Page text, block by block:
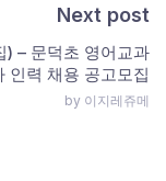
Next post
) – 문덕초 영어교과
인력 채용 공고모집
by 이지레쥬메